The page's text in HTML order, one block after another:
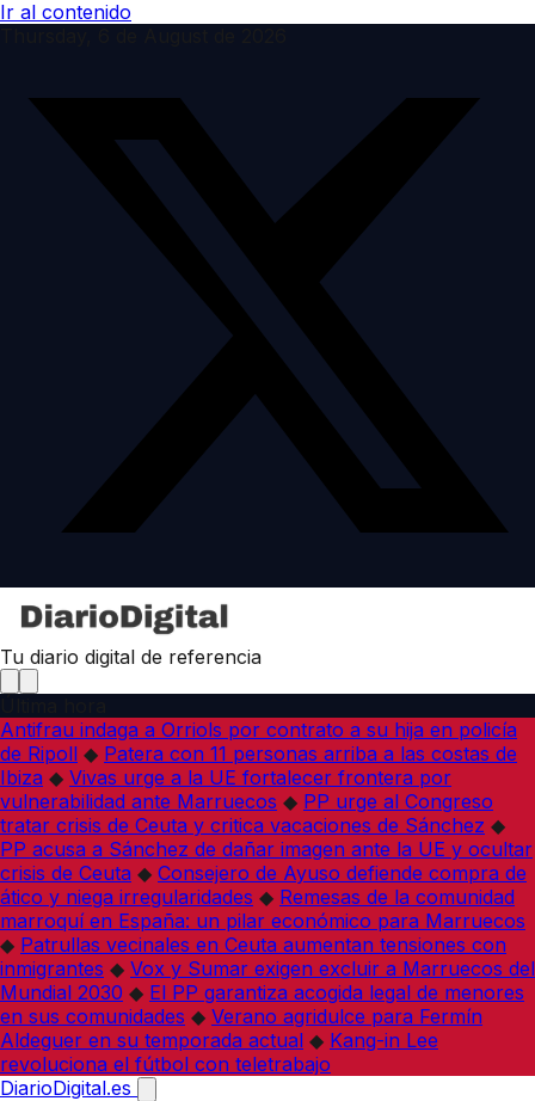
Ir al contenido
Tu diario digital de referencia
Antifrau indaga a Orriols por contrato a su hija en policía
de Ripoll ◆ Patera con 11 personas arriba a las costas de
Ibiza ◆ Vivas urge a la UE fortalecer frontera por
vulnerabilidad ante Marruecos ◆ PP urge al Congreso
tratar crisis de Ceuta y critica vacaciones de Sánchez ◆
PP acusa a Sánchez de dañar imagen ante la UE y ocultar
crisis de Ceuta ◆ Consejero de Ayuso defiende compra de
ático y niega irregularidades ◆ Remesas de la comunidad
marroquí en España: un pilar económico para Marruecos
◆ Patrullas vecinales en Ceuta aumentan tensiones con
inmigrantes ◆ Vox y Sumar exigen excluir a Marruecos del
Mundial 2030 ◆ El PP garantiza acogida legal de menores
en sus comunidades ◆ Verano agridulce para Fermín
Aldeguer en su temporada actual ◆ Kang-in Lee
revoluciona el fútbol con teletrabajo
DiarioDigital.es